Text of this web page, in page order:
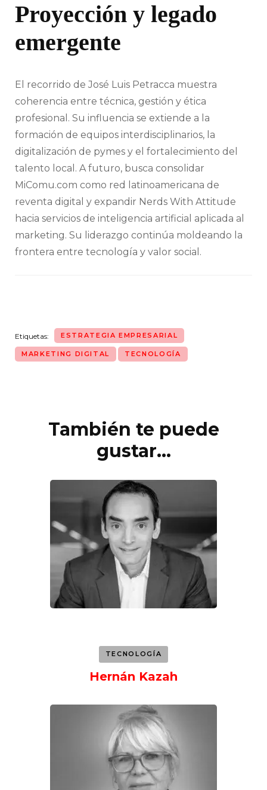
Proyección y legado
emergente
El recorrido de José Luis Petracca muestra
coherencia entre técnica, gestión y ética
profesional. Su influencia se extiende a la
formación de equipos interdisciplinarios, la
digitalización de pymes y el fortalecimiento del
talento local. A futuro, busca consolidar
MiComu.com como red latinoamericana de
reventa digital y expandir Nerds With Attitude
hacia servicios de inteligencia artificial aplicada al
marketing. Su liderazgo continúa moldeando la
frontera entre tecnología y valor social.
Etiquetas: ESTRATEGIA EMPRESARIAL
MARKETING DIGITAL TECNOLOGÍA
NavegaciónTambién te puede
gustar...
TECNOLOGÍA
Hernán Kazah